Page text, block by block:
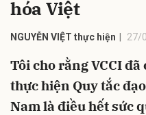
hóa Việt
NGUYỄN VIỆT thực hiện 27/
Tôi cho rằng VCCI
thực hiện Quy tắc
Nam là điều hết sức